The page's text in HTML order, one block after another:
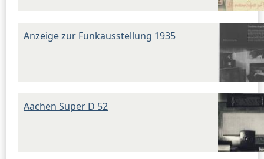
Anzeige zur Funkausstellung 1935
Aachen Super D 52